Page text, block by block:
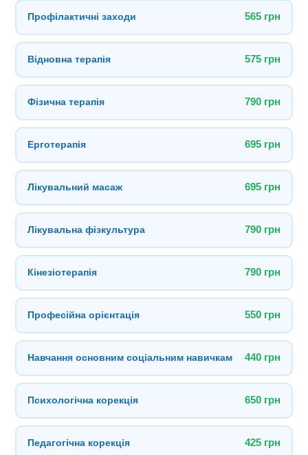
Профілактичні заходи 565 грн
Відновна терапія 575 грн
Фізична терапія 790 грн
Ерготерапія 695 грн
Лікувальний масаж 695 грн
Лікувальна фізкультура 790 грн
Кінезіотерапія 790 грн
Професійна орієнтація 550 грн
Навчання основним соціальним навичкам 440 грн
Психологічна корекція 650 грн
Педагогічна корекція 425 грн